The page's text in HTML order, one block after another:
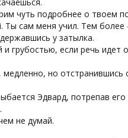
чуть подробнее о твоем
сам меня учил. Тем более
у затылка.
грубостью, если речь
медленно, но
Эдвард, потрепав
не думай.